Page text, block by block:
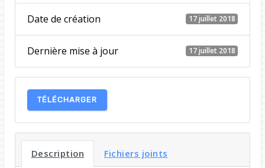
Date de création 17 juillet 2018
Dernière mise à jour 17 juillet 2018
TÉLÉCHARGER
Description Fichiers joints